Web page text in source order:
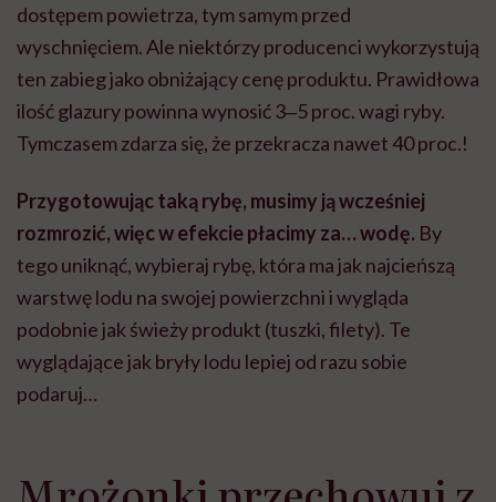
dostępem powietrza, tym samym przed
wyschnięciem. Ale niektórzy producenci wykorzystują
ten zabieg jako obniżający cenę produktu. Prawidłowa
ilość glazury powinna wynosić 3‒5 proc. wagi ryby.
Tymczasem zdarza się, że przekracza nawet 40 proc.!
Przygotowując taką rybę, musimy ją wcześniej
rozmrozić, więc w efekcie płacimy za… wodę. By
tego uniknąć, wybieraj rybę, która ma jak najcieńszą
warstwę lodu na swojej powierzchni i wygląda
podobnie jak świeży produkt (tuszki, filety). Te
wyglądające jak bryły lodu lepiej od razu sobie
podaruj…